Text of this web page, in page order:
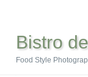
Bistro
Food Style